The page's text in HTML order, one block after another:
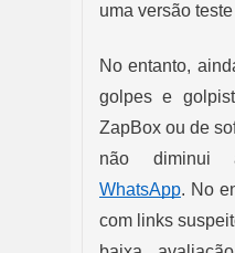
uma versão
No entanto,
golpes e
ZapBox ou de
não
WhatsApp. No
com links